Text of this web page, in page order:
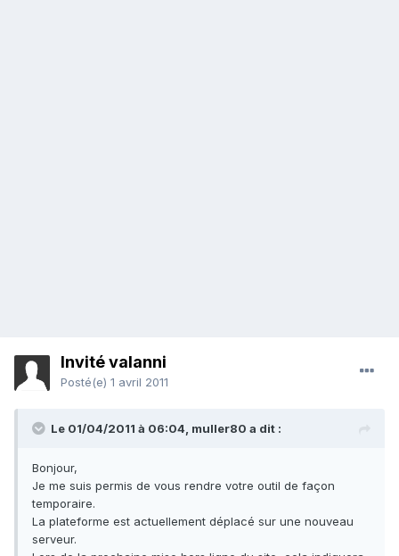
Invité valanni
Posté(e) 1 avril 2011
Le 01/04/2011 à 06:04, muller80 a dit :
Bonjour,
Je me suis permis de vous rendre votre outil de façon
temporaire.
La plateforme est actuellement déplacé sur une nouveau
serveur.